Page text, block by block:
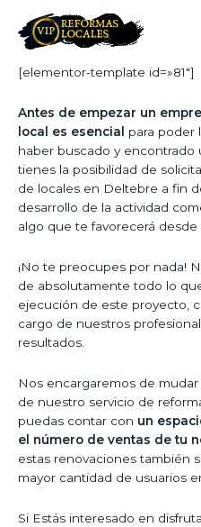
[elementor-template id=»81″]
Antes de empezar un
local es esencial
para poder
haber buscado y encontrado
tienes la posibilidad de
de locales en Deltebre a fin
desarrollo de la actividad
algo que te favorecerá
¡No te preocupes por nada!
de absolutamente todo lo
ejecución de este proyecto,
cargo de nuestros
resultados.
Nos encargaremos de
de nuestro servicio de
puedas contar con un
el número de ventas de tu
estas renovaciones también
mayor cantidad de usuarios
Si Estás interesado en